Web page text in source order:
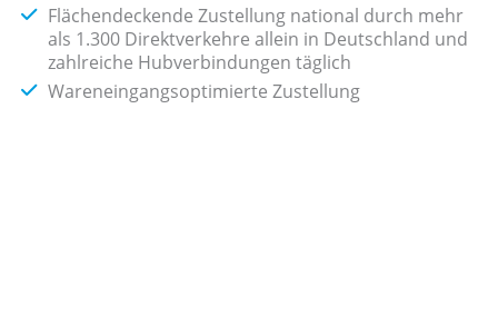
Flächendeckende Zustellung national durch mehr
als 1.300 Direktverkehre allein in Deutschland und
zahlreiche Hubverbindungen täglich
Wareneingangsoptimierte Zustellung